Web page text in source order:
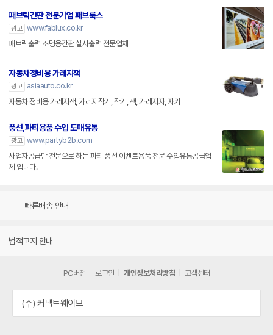
패브릭간판 전문기업 패브룩스
광고 www.fablux.co.kr
패브릭출력 조명용간판 실사출력 전문업체
자동차정비용 가레지잭
광고
asiaauto.co.kr
자동차 정비용 가레지잭, 가레지작기, 작기, 잭, 가레지자, 자키
풍선,파티용품 수입 도매유통
광고 www.partyb2b.com
사업자공급만 전문으로 하는 파티 풍선 이벤트용품 전문 수입유통공급업
체 입니다.
빠른배송 안내
법적고지 안내
PC버전 로그인 개인정보처리방침 고객센터
(주) 커넥트웨이브